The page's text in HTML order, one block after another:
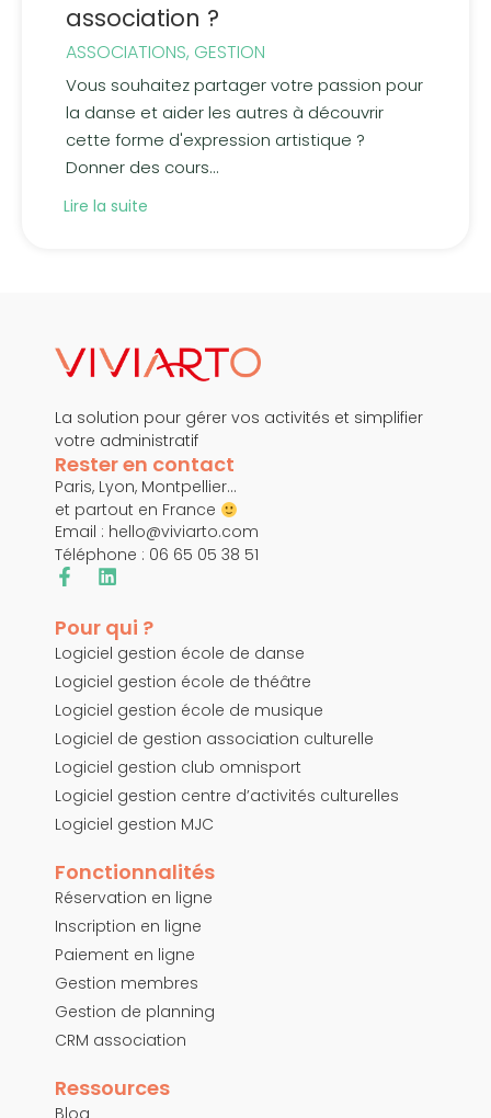
association ?
ASSOCIATIONS, GESTION
Vous souhaitez partager votre passion pour
la danse et aider les autres à découvrir
cette forme d'expression artistique ?
Donner des cours...
Lire la suite
La solution pour gérer vos activités et simplifier
votre administratif
Rester en contact
Paris, Lyon, Montpellier…
et partout en France
Email : hello@viviarto.com
Téléphone : 06 65 05 38 51
Pour qui ?
Logiciel gestion école de danse
Logiciel gestion école de théâtre
Logiciel gestion école de musique
Logiciel de gestion association culturelle
Logiciel gestion club omnisport
Logiciel gestion centre d’activités culturelles
Logiciel gestion MJC
Fonctionnalités
Réservation en ligne
Inscription en ligne
Paiement en ligne
Gestion membres
Gestion de planning
CRM association
Ressources
Blog